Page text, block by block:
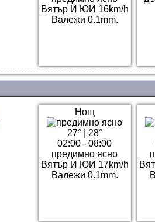
Вятър И ЮИ 16km/h
Валежи 0.1mm.
Нощ
27°| 28°
02:00 - 08:00
предимно ясно
Вятър И ЮИ 17km/h
Валежи 0.1mm.